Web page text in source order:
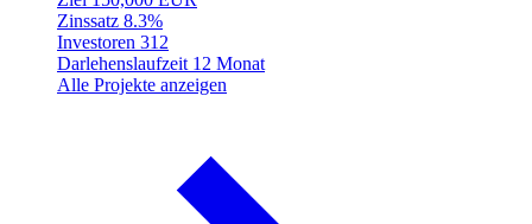
Zinssatz 8.3%
Investoren 312
Darlehenslaufzeit 12 Monat
Alle Projekte anzeigen